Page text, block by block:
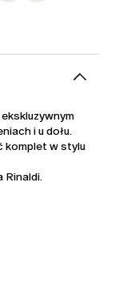
i u dołu.
komplet w stylu
Rinaldi.